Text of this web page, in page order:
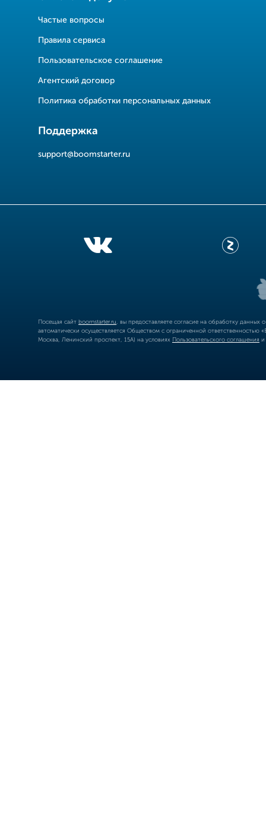
Частые вопросы
Правила сервиса
Пользовательское соглашение
Агентский договор
Политика обработки персональных данных
Поддержка
support@boomstarter.ru
Посещая сайт boomstarter.ru , вы предоставляете согласие на обработку
автоматически осуществляется Обществом с ограниченной
Москва, Ленинский проспект, 15А) на условиях Пользовательского соглашения и